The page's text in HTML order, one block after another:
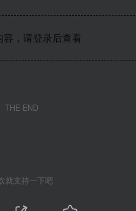
容，请登录后查看
THE END
就支持一下吧